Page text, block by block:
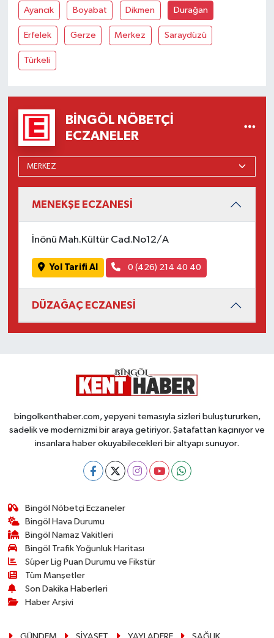
Ayancık Boyabat Dikmen Durağan
Erfelek Gerze Merkez Saraydüzü
Türkeli
BINGÖL NÖBETÇI
ECZANELER
MENEKŞE ECZANESİ
İnönü Mah.Kültür Cad.No12/A
Yol Tarifi Al 0 (426) 214 40 40
DÜZAĞAÇ ECZANESİ
bingolkenthaber.com, yepyeni temasıyla sizleri buluştururken,
sadelik ve modernizmi bir araya getiriyor. Şatafattan kaçınıyor ve
insanlara haber okuyabilecekleri bir altyapı sunuyor.
Bingöl Nöbetçi Eczaneler
Bingöl Hava Durumu
Bingöl Namaz Vakitleri
Bingöl Trafik Yoğunluk Haritası
Süper Lig Puan Durumu ve Fikstür
Tüm Manşetler
Son Dakika Haberleri
Haber Arşivi